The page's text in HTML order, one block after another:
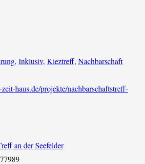
, Inklusiv, Kieztreff, Nachbarschaft
haus.de/projekte/nachbarschaftstreff-
an der Seefelder